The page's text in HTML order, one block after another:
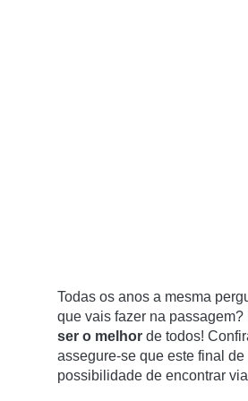
Todas os anos a mesma
que vais fazer na
ser o melhor de todos!
assegure-se que este final
possibilidade de encontrar